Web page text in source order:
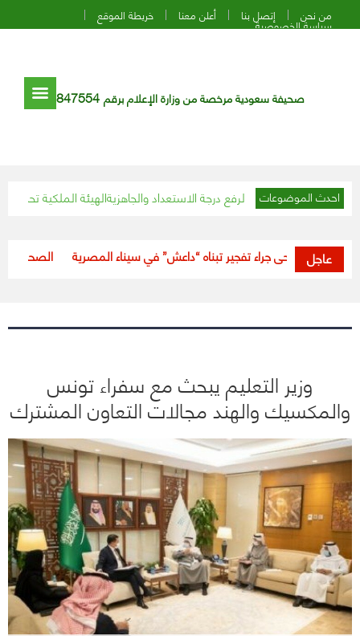
من نحن إتصل بنا أعلن معنا خريطة الموقع
سياسة الخصوصية
صحيفة سعودية مرخصة من وزارة الإعلام برقم 847554
احدث الموضوعات
يوجه الجيش لرفع درجة الاستعداد والجاهزيةالهيئة الملكية تحدد موعد
عاجل “الصحة”: خلال 24 ساعة.. تعافي (188) حالة من فيروس كورونا
وزير التعليم يبحث مع سفراء تونس
والمكسيك والهند مجالات التعاون المشترك